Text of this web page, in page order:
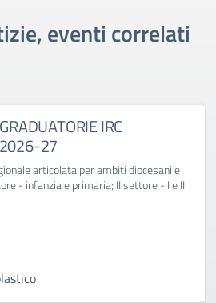
eventi correlati
IRC
27
articolata per ambiti diocesani e
- infanzia e primaria; II settore - I e II